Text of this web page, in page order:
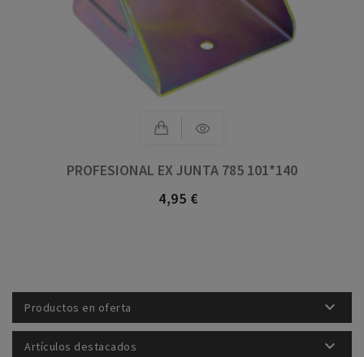
PROFESIONAL EX JUNTA 785 101*140
Precio
4,95 €
Productos en oferta 
Artículos destacados 